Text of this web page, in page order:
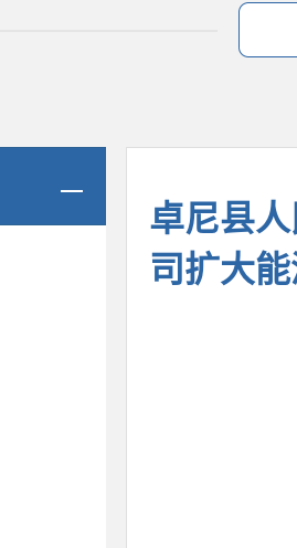
卓尼县
司扩大